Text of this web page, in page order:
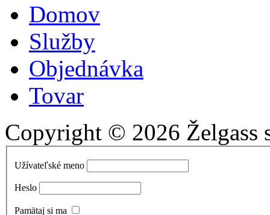
Domov
Služby
Objednávka
Tovar
Copyright © 2026 Želgass
Užívateľské meno
Heslo
Pamätaj si ma